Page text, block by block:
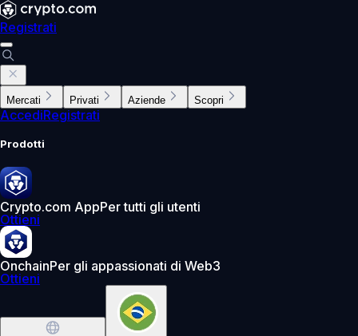
Registrati
Mercati Privati Aziende Scopri
AccediRegistrati
Prodotti
Crypto.com AppPer tutti gli utenti
Ottieni
OnchainPer gli appassionati di Web3
Ottieni